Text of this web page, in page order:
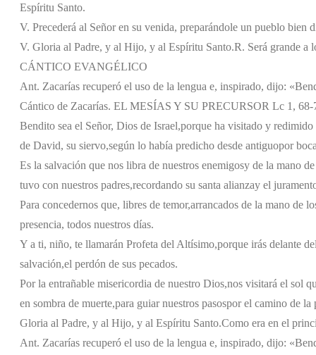
Espíritu Santo.
V. Precederá al Señor en su venida, preparándole un pueblo bien
V. Gloria al Padre, y al Hijo, y al Espíritu Santo.R. Será grande a
CÁNTICO EVANGÉLICO
Ant. Zacarías recuperó el uso de la lengua e, inspirado, dijo:
Cántico de Zacarías. EL MESÍAS Y SU PRECURSOR Lc 1, 68-
Bendito sea el Señor, Dios de Israel,porque ha visitado y redimido
de David, su siervo,según lo había predicho desde antiguopor
Es la salvación que nos libra de nuestros enemigosy de la mano
tuvo con nuestros padres,recordando su santa alianzay el
Para concedernos que, libres de temor,arrancados de la mano de
presencia, todos nuestros días.
Y a ti, niño, te llamarán Profeta del Altísimo,porque irás delante
salvación,el perdón de sus pecados.
Por la entrañable misericordia de nuestro Dios,nos visitará el sol
en sombra de muerte,para guiar nuestros pasospor el camino de la
Gloria al Padre, y al Hijo, y al Espíritu Santo.Como era en el
Ant. Zacarías recuperó el uso de la lengua e, inspirado, dijo: